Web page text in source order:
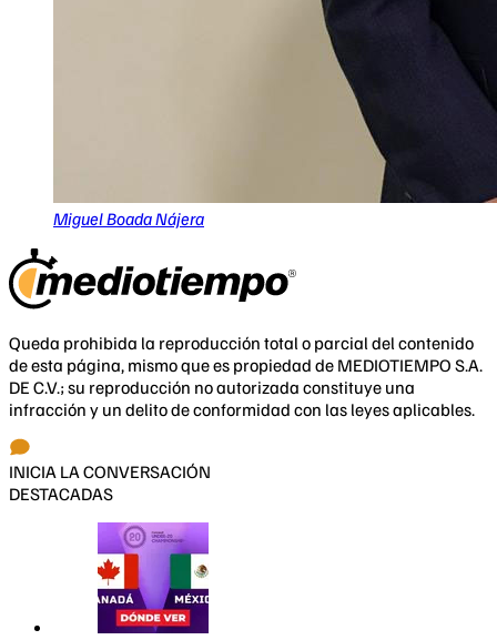
Miguel Boada Nájera
Queda prohibida la reproducción total o parcial del contenido
de esta página, mismo que es propiedad de MEDIOTIEMPO S.A.
DE C.V.; su reproducción no autorizada constituye una
infracción y un delito de conformidad con las leyes aplicables.
INICIA LA CONVERSACIÓN
DESTACADAS